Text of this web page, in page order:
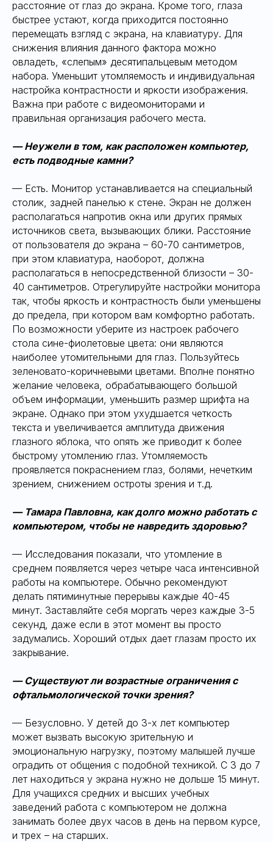
расстояние от глаз до экрана. Кроме того, глаза
быстрее устают, когда приходится постоянно
перемещать взгляд с экрана, на клавиатуру. Для
снижения влияния данного фактора можно
овладеть, «слепым» десятипальцевым методом
набора. Уменьшит утомляемость и индивидуальная
настройка контрастности и яркости изображения.
Важна при работе с видеомониторами и
правильная организация рабочего места.
— Неужели в том, как расположен компьютер,
есть подводные камни?
— Есть. Монитор устанавливается на специальный
столик, задней панелью к стене. Экран не должен
располагаться напротив окна или других прямых
источников света, вызывающих блики. Расстояние
от пользователя до экрана – 60-70 сантиметров,
при этом клавиатура, наоборот, должна
располагаться в непосредственной близости – 30-
40 сантиметров. Отрегулируйте настройки монитора
так, чтобы яркость и контрастность были уменьшены
до предела, при котором вам комфортно работать.
По возможности уберите из настроек рабочего
стола сине-фиолетовые цвета: они являются
наиболее утомительными для глаз. Пользуйтесь
зеленовато-коричневыми цветами. Вполне понятно
желание человека, обрабатывающего большой
объем информации, уменьшить размер шрифта на
экране. Однако при этом ухудшается четкость
текста и увеличивается амплитуда движения
глазного яблока, что опять же приводит к более
быстрому утомлению глаз. Утомляемость
проявляется покраснением глаз, болями, нечетким
зрением, снижением остроты зрения и т.д.
— Тамара Павловна, как долго можно работать с
компьютером, чтобы не навредить здоровью?
— Исследования показали, что утомление в
среднем появляется через четыре часа интенсивной
работы на компьютере. Обычно рекомендуют
делать пятиминутные перерывы каждые 40-45
минут. Заставляйте себя моргать через каждые 3-5
секунд, даже если в этот момент вы просто
задумались. Хороший отдых дает глазам просто их
закрывание.
— Существуют ли возрастные ограничения с
офтальмологической точки зрения?
— Безусловно. У детей до 3-х лет компьютер
может вызвать высокую зрительную и
эмоциональную нагрузку, поэтому малышей лучше
оградить от общения с подобной техникой. С 3 до 7
лет находиться у экрана нужно не дольше 15 минут.
Для учащихся средних и высших учебных
заведений работа с компьютером не должна
занимать более двух часов в день на первом курсе,
и трех – на старших.